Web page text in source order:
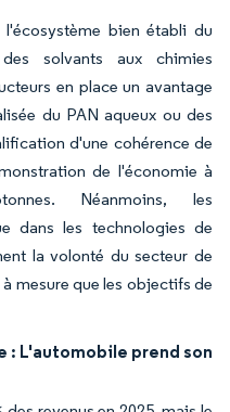
bien établi du
solvants aux chimies
en place un avantage
du PAN aqueux ou des
d'une cohérence de
de l'économie à
Néanmoins, les
dans les technologies de
la volonté du secteur de
mesure que les objectifs de
: L'automobile prend son